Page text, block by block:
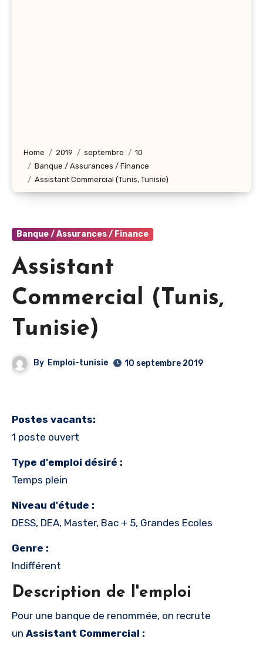
Home 2019 septembre
10
Banque / Assurances / Finance
Assistant Commercial (Tunis, Tunisie)
Banque / Assurances / Finance
Assistant
Commercial (Tunis,
Tunisie)
By Emploi-tunisie 10 septembre 2019
Postes vacants:
1 poste ouvert
Type d'emploi désiré :
Temps plein
Niveau d'étude :
DESS, DEA, Master, Bac + 5, Grandes Ecoles
Genre :
Indifférent
Description de l'emploi
Pour une banque de renommée, on recrute
un Assistant Commercial :